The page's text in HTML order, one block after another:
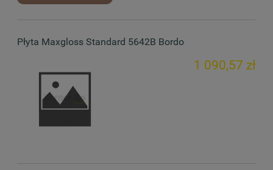
Płyta Maxgloss Standard 5642B Bordo
1 090,57 zł